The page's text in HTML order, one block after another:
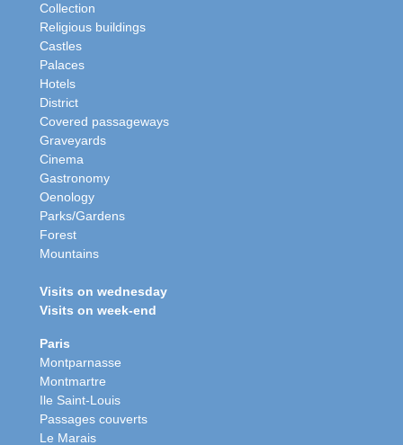
Collection
Religious buildings
Castles
Palaces
Hotels
District
Covered passageways
Graveyards
Cinema
Gastronomy
Oenology
Parks/Gardens
Forest
Mountains
Visits on wednesday
Visits on week-end
Paris
Montparnasse
Montmartre
Ile Saint-Louis
Passages couverts
Le Marais